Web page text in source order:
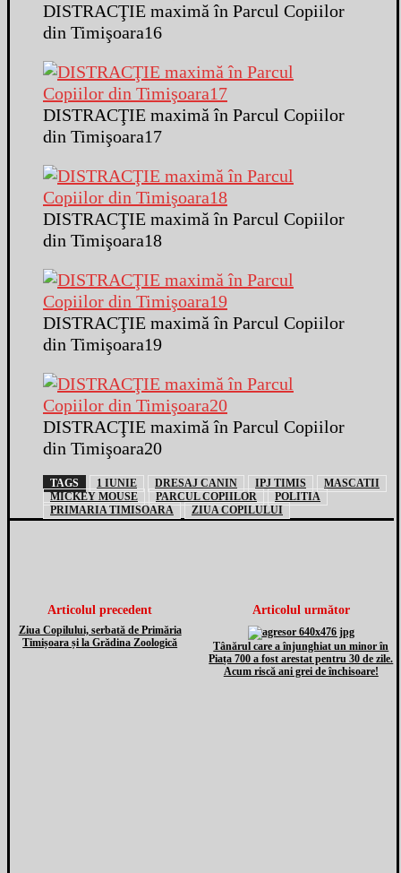
DISTRACŢIE maximă în Parcul Copiilor
din Timişoara16
DISTRACŢIE maximă în Parcul Copiilor
din Timişoara17
DISTRACŢIE maximă în Parcul Copiilor
din Timişoara18
DISTRACŢIE maximă în Parcul Copiilor
din Timişoara19
DISTRACŢIE maximă în Parcul Copiilor
din Timişoara20
TAGS 1 IUNIE DRESAJ CANIN IPJ TIMIS
MASCATII
MICKEY MOUSE
PARCUL COPIILOR
POLITIA
PRIMARIA TIMISOARA
ZIUA COPILULUI
Articolul precedent
Ziua Copilului, serbată de Primăria
Timișoara și la Grădina Zoologică
Articolul următor
Tânărul care a înjunghiat un minor în
Piața 700 a fost arestat pentru 30 de zile.
Acum riscă ani grei de închisoare!